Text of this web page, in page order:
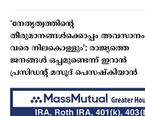
‘നേതൃത്വത്തിന്റെ
തീരുമാനങ്ങൾക്കൊപ്പം അവസാനം
വരെ നിലകൊള്ളും’; രാജ്യത്തെ
ജനങ്ങൾ ഒപ്പമുണ്ടെന്ന് ഇറാൻ
പ്രസിഡന്റ് മസൂദ് പെസഷ്കിയാൻ